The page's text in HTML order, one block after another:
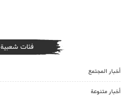
فئات شعبية
أخبار المجتمع
أخبار متنوعة